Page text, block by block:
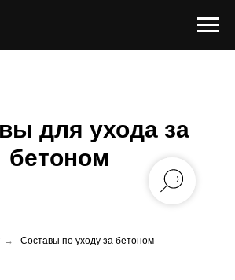
для ухода за
бетоном
→ Составы по уходу за бетоном